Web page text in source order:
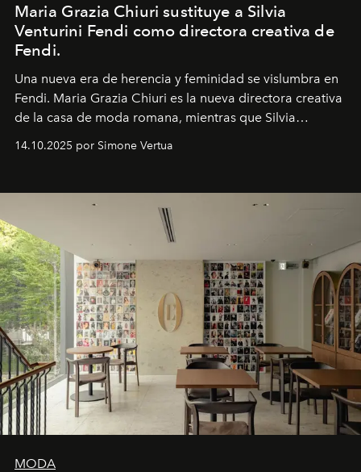
Maria Grazia Chiuri sustituye a Silvia
Venturini Fendi como directora creativa de
Fendi.
Una nueva era de herencia y feminidad se vislumbra en
Fendi. Maria Grazia Chiuri es la nueva directora creativa
de la casa de moda romana, mientras que Silvia
14.10.2025 por Simone Vertua
MODA